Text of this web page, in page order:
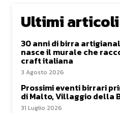
Ultimi articoli
30 anni di birra
nasce il murale che
craft italiana
3 Agosto 2026
Prossimi eventi birrari
di Malto, Villaggio della
31 Luglio 2026